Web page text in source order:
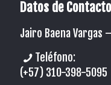
Datos de Contacto
Jairo Baena Vargas –
Teléfono:
(+57) 310-398-5095